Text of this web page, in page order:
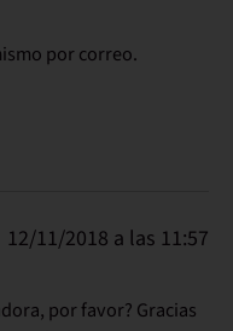
por correo.
12/11/2018 a las 11:57
por favor? Gracias